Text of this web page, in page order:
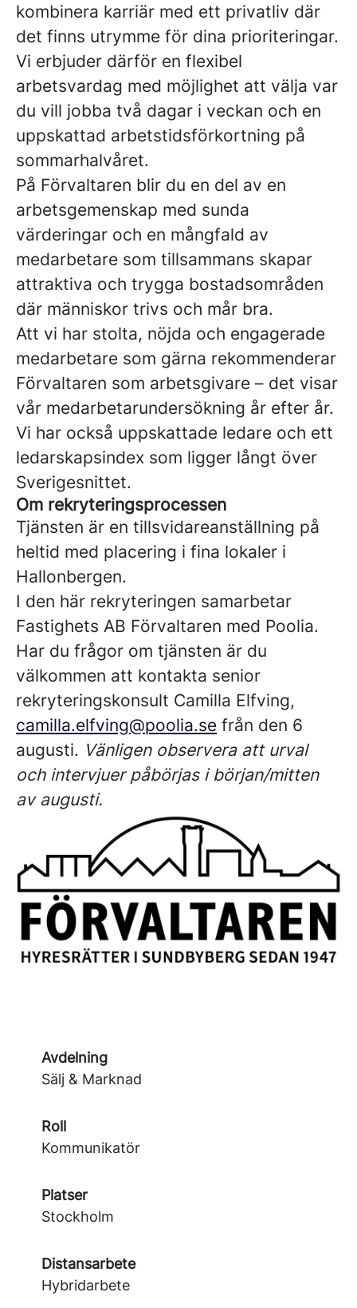
kombinera karriär med ett privatliv där
det finns utrymme för dina prioriteringar.
Vi erbjuder därför en flexibel
arbetsvardag med möjlighet att välja var
du vill jobba två dagar i veckan och en
uppskattad arbetstidsförkortning på
sommarhalvåret.
På Förvaltaren blir du en del av en
arbetsgemenskap med sunda
värderingar och en mångfald av
medarbetare som tillsammans skapar
attraktiva och trygga bostadsområden
där människor trivs och mår bra.
Att vi har stolta, nöjda och engagerade
medarbetare som gärna rekommenderar
Förvaltaren som arbetsgivare – det visar
vår medarbetarundersökning år efter år.
Vi har också uppskattade ledare och ett
ledarskapsindex som ligger långt över
Sverigesnittet.
Om rekryteringsprocessen
Tjänsten är en tillsvidareanställning på
heltid med placering i fina lokaler i
Hallonbergen.
I den här rekryteringen samarbetar
Fastighets AB Förvaltaren med Poolia.
Har du frågor om tjänsten är du
välkommen att kontakta senior
rekryteringskonsult Camilla Elfving,
camilla.elfving@poolia.se från den 6
augusti. Vänligen observera att urval
och intervjuer påbörjas i början/mitten
av augusti.
Avdelning
Sälj & Marknad
Roll
Kommunikatör
Platser
Stockholm
Distansarbete
Hybridarbete